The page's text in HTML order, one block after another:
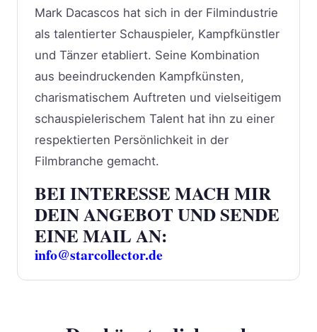
Mark Dacascos hat sich in der Filmindustrie
als talentierter Schauspieler, Kampfkünstler
und Tänzer etabliert. Seine Kombination
aus beeindruckenden Kampfkünsten,
charismatischem Auftreten und vielseitigem
schauspielerischem Talent hat ihn zu einer
respektierten Persönlichkeit in der
Filmbranche gemacht.
BEI INTERESSE MACH MIR
DEIN ANGEBOT UND SENDE
EINE MAIL AN:
info@starcollector.de